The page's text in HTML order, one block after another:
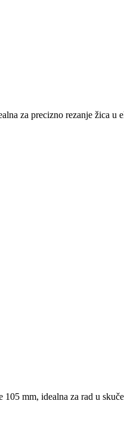
za precizno rezanje žica u
mm, idealna za rad u